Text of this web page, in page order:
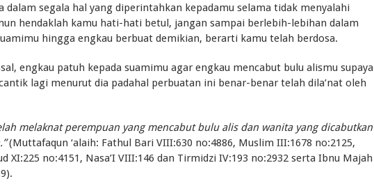
dalam segala hal yang diperintahkan kepadamu selama tidak menyalahi
hendaklah kamu hati-hati betul, jangan sampai berlebih-lebihan dalam
hingga engkau berbuat demikian, berarti kamu telah berdosa.
engkau patuh kepada suamimu agar engkau mencabut bulu alismu supaya
lagi menurut dia padahal perbuatan ini benar-benar telah dila’nat oleh
melaknat perempuan yang mencabut bulu alis dan wanita yang dicabutkan
(Muttafaqun ‘alaih: Fathul Bari VIII:630 no:4886, Muslim III:1678 no:2125,
XI:225 no:4151, Nasa’I VIII:146 dan Tirmidzi IV:193 no:2932 serta Ibnu Majah